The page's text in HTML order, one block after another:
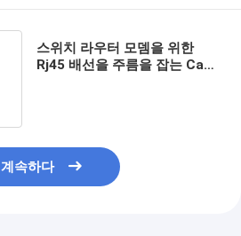
스위치 라우터 모뎀을 위한
Rj45 배선을 주름을 잡는 Cat6
계속하다